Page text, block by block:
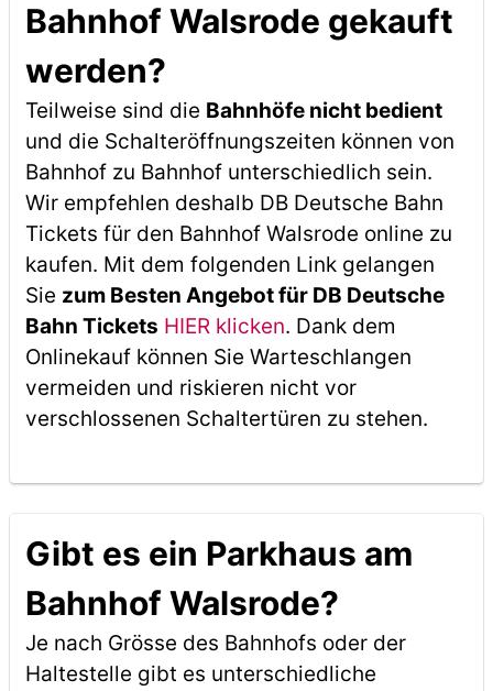
Bahnhof Walsrode gekauft
werden?
Teilweise sind die Bahnhöfe nicht bedient
und die Schalteröffnungszeiten können von
Bahnhof zu Bahnhof unterschiedlich sein.
Wir empfehlen deshalb DB Deutsche Bahn
Tickets für den Bahnhof Walsrode online zu
kaufen. Mit dem folgenden Link gelangen
Sie zum Besten Angebot für DB Deutsche
Bahn Tickets HIER klicken. Dank dem
Onlinekauf können Sie Warteschlangen
vermeiden und riskieren nicht vor
verschlossenen Schaltertüren zu stehen.
Gibt es ein Parkhaus am
Bahnhof Walsrode?
Je nach Grösse des Bahnhofs oder der
Haltestelle gibt es unterschiedliche